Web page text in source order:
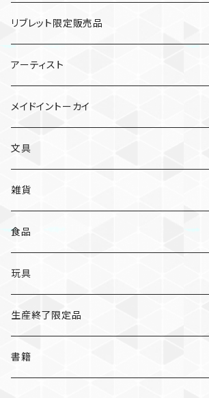
リブレット限定販売品
雑貨
ガチャガチャ
入浴料
スリッパ
ぬいぐるみ
食品
ラーメン
カレー
文具
ペンケース
メモパッド
アーティスト
村田夏佳
入浴料
ガチャガチャ
マグネット
NAMIKO
オトンノアトリエ
むらまつしおり
ますこえり
柳原良平
荒井良二
メイドイントーカイ
愛知
岐阜
三重
静岡
文具
ポストカード/カード
クリアファイル
レターセット
そえぶみ箋/遊び箋/小文箋
そえぶみ箋
ポチ袋
雑貨
猫ちゃんアルファベットチャーム
A
B
入浴料
ガチャガチャ
ピンバッジ/缶バッジ
食品
カレー
ラーメン
お菓子
玩具
生産終了限定品
書籍